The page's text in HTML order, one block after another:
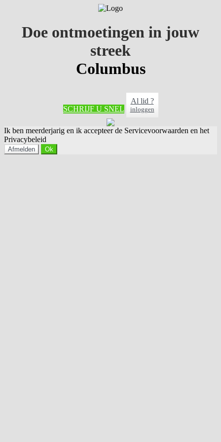
Doe ontmoetingen in jouw
streek
Columbus
SCHRIJF U SNEL
Al lid ?
inloggen
Ik ben meerderjarig en ik accepteer de Servicevoorwaarden en het
Privacybeleid
Afmelden Ok